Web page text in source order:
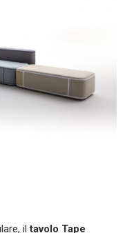
il tavolo Tape